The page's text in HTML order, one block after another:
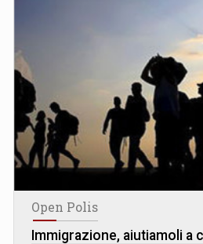
Open Polis
Immigrazione, aiutiamoli a